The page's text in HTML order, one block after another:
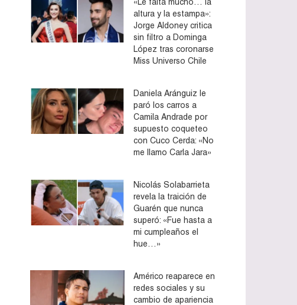
altura y la estampa»:
Jorge Aldoney critica
sin filtro a Dominga
López tras coronarse
Miss Universo Chile
Daniela Aránguiz le
paró los carros a
Camila Andrade por
supuesto coqueteo
con Cuco Cerda: «No
me llamo Carla Jara»
Nicolás Solabarrieta
revela la traición de
Guarén que nunca
superó: «Fue hasta a
mi cumpleaños el
hue…»
Américo reaparece en
redes sociales y su
cambio de apariencia